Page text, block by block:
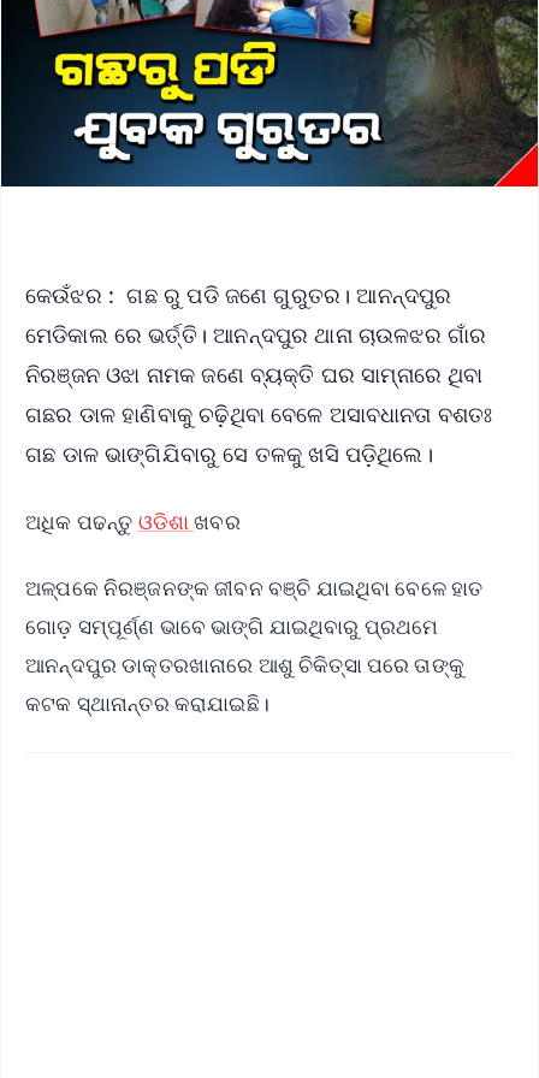
କେଉଁଝର : ଗଛ ରୁ ପଡି ଜଣେ ଗୁରୁତର। ଆନନ୍ଦପୁର
ମେଡିକାଲ ରେ ଭର୍ତ୍ତି। ଆନନ୍ଦପୁର ଥାନା ଚାଉଳଝର ଗାଁର
ନିରଞ୍ଜନ ଓଝା ନାମକ ଜଣେ ବ୍ୟକ୍ତି ଘର ସାମ୍ନାରେ ଥିବା
ଗଛର ଡାଳ ହାଣିବାକୁ ଚଢ଼ିଥିବା ବେଳେ ଅସାବଧାନତା ବଶତଃ
ଗଛ ଡାଳ ଭାଙ୍ଗିଯିବାରୁ ସେ ତଳକୁ ଖସି ପଡ଼ିଥିଲେ।
ଅଧିକ ପଢନ୍ତୁ ଓଡିଶାଖବର
ଅଳ୍ପକେ ନିରଞ୍ଜନଙ୍କ ଜୀବନ ବଞ୍ଚି ଯାଇଥିବା ବେଳେ ହାତ
ଗୋଡ଼ ସମ୍ପୂର୍ଣ୍ଣ ଭାବେ ଭାଙ୍ଗି ଯାଇଥିବାରୁ ପ୍ରଥମେ
ଆନନ୍ଦପୁର ଡାକ୍ତରଖାନାରେ ଆଶୁ ଚିକିତ୍ସା ପରେ ତାଙ୍କୁ
କଟକ ସ୍ଥାନାନ୍ତର କରାଯାଇଛି।